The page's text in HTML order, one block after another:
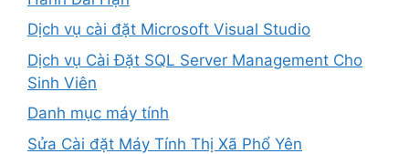
Dịch vụ cài đặt Microsoft Visual Studio
Dịch vụ Cài Đặt SQL Server Management Cho
Sinh Viên
Danh mục máy tính
Sửa Cài đặt Máy Tính Thị Xã Phổ Yên